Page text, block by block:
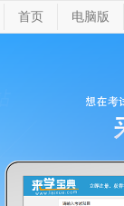
首页 电脑版